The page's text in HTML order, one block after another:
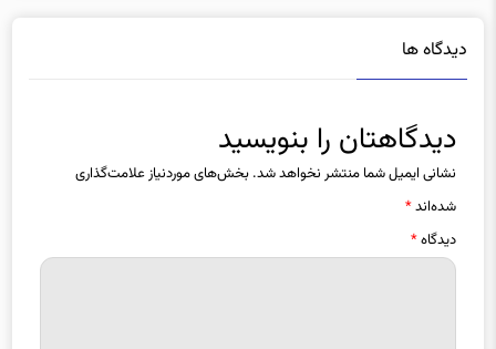
دیدگاه ها
دیدگاهتان را بنویسید
نشانی ایمیل شما منتشر نخواهد شد. بخش‌های موردنیاز علامت‌گذاری
شده‌اند*
دیدگاه*